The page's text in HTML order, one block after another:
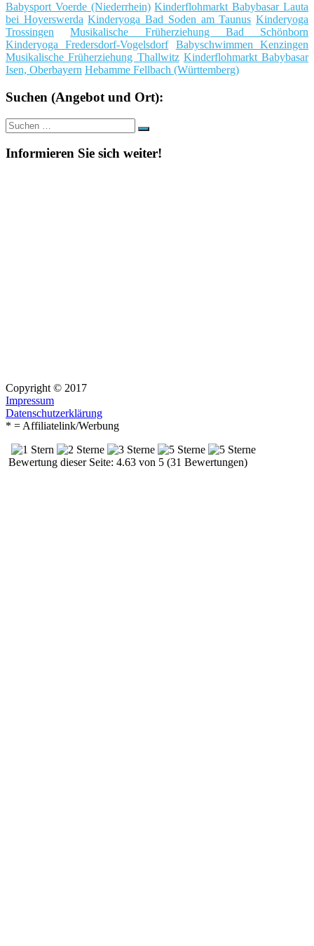
Babysport Voerde (Niederrhein) Kinderflohmarkt Babybasar Lauta
bei Hoyerswerda Kinderyoga Bad Soden am Taunus Kinderyoga
Trossingen
Musikalische Früherziehung Bad Schönborn
Kinderyoga Fredersdorf-Vogelsdorf
Babyschwimmen Kenzingen
Musikalische Früherziehung Thallwitz Kinderflohmarkt Babybasar
Isen, Oberbayern Hebamme Fellbach (Württemberg)
Suchen (Angebot und Ort):
Suche
nach:
Suchen
Informieren Sie sich weiter!
Copyright © 2017
Impressum
Datenschutzerklärung
* = Affiliatelink/Werbung
Bewertung dieser Seite: 4.63 von 5 (31 Bewertungen)